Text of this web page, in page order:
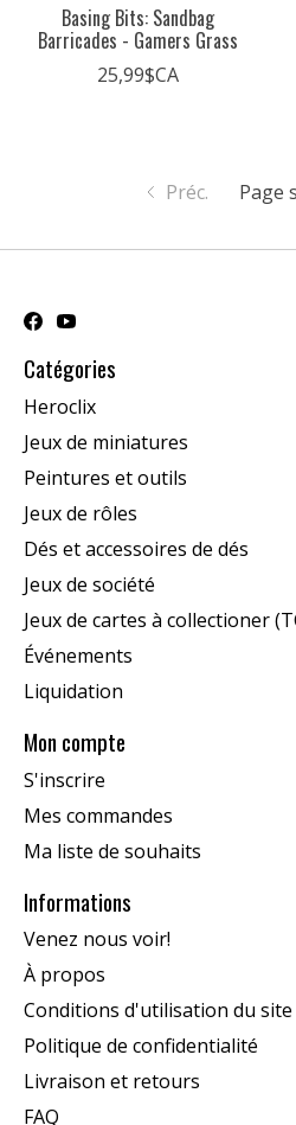
Basing Bits: Sandbag
Barricades - Gamers Grass
25,99$CA
Préc. Page
Catégories
Heroclix
Jeux de miniatures
Peintures et outils
Jeux de rôles
Dés et accessoires de dés
Jeux de société
Jeux de cartes à collectioner
Événements
Liquidation
Mon compte
S'inscrire
Mes commandes
Ma liste de souhaits
Informations
Venez nous voir!
À propos
Conditions d'utilisation du site
Politique de confidentialité
Livraison et retours
FAQ